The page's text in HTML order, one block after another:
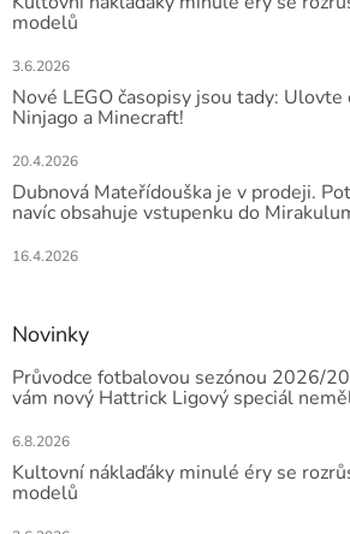
modelů
3.6.2026
Nové LEGO časopisy jsou tady:
Ninjago a Minecraft!
20.4.2026
Dubnová Mateřídouška je v prodeji.
navíc obsahuje vstupenku do
16.4.2026
Novinky
Průvodce fotbalovou sezónou 2026/
vám nový Hattrick Ligový speciál
6.8.2026
Kultovní náklaďáky minulé éry se
modelů